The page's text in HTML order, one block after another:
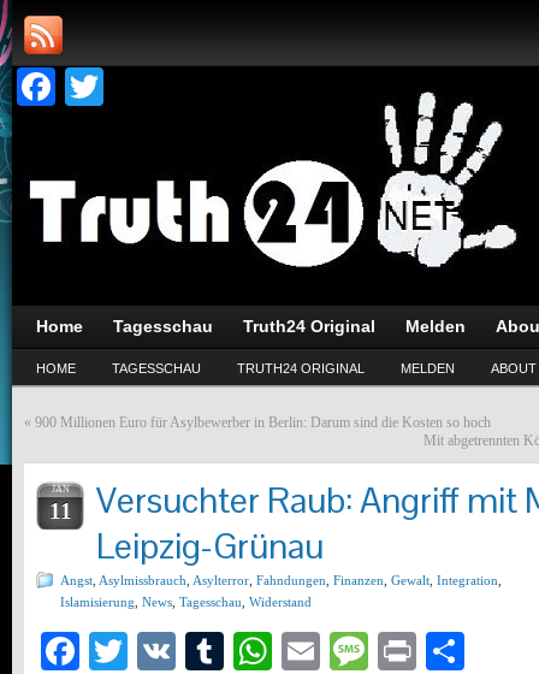
Facebook
Home Tagesschau Truth24 Original Melden
HOME TAGESSCHAU TRUTH24 ORIGINAL MELDEN ABOUT
« 900 Millionen Euro für Asylbewerber in Berlin: Darum sind die Kosten so hoch
Mit abgetrennten
JAN
11
Versuchter Raub: Angriff mit
Leipzig-Grünau
Angst Asylmissbrauch Asylterror Fahndungen Finanzen Gewalt Integration
Islamisierung News Tagesschau Widerstand
Facebook
Twitter
VK Tumblr
WhatsApp
EmailMessage
Print